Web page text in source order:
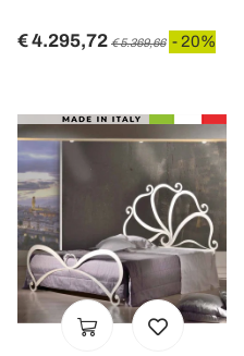
€ 4.295,72 € 5.369,66 - 20%